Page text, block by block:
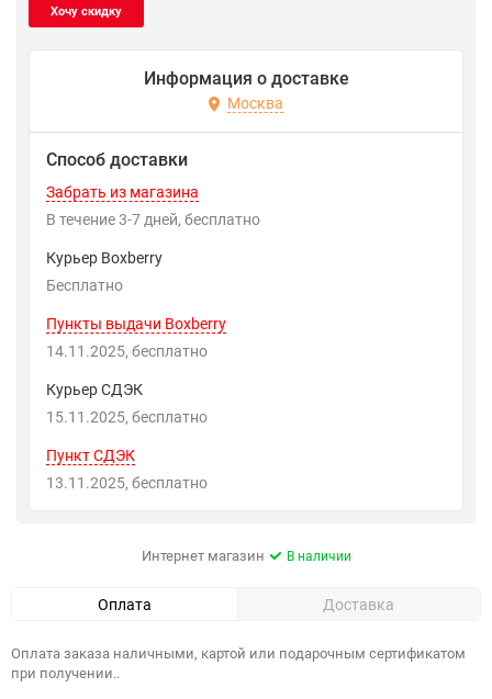
Информация о доставке
Москва
Способ доставки
Забрать из магазина
В течение3-7 дней Бесплатно
Курьер Boxberry
Бесплатно
Пункты выдачи Boxberry
14.11.2025
Бесплатно
Курьер СДЭК
15.11.2025
Бесплатно
Пункт СДЭК
13.11.2025
Бесплатно
Интернет магазин В наличии
Оплата Доставка
Оплата заказа наличными, картой или подарочным сертификатом
при получении..